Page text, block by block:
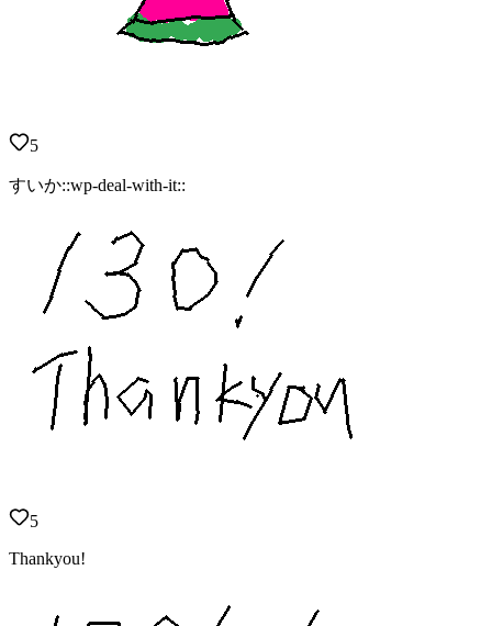
5
すいか::wp-deal-with-it::
5
Thankyou!